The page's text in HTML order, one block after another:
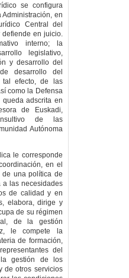
se configura
Administración, en
Central del
en juicio.
interno; la
legislativo,
y desarrollo del
desarrollo del
tal efecto, de las
como la Defensa
queda adscrita en
de Euskadi,
de las
Autónoma
le corresponde
en el
de una política de
a las necesidades
de calidad y en
elabora, dirige y
de su régimen
de la gestión
le compete la
de formación,
del
gestión de los
de otros servicios